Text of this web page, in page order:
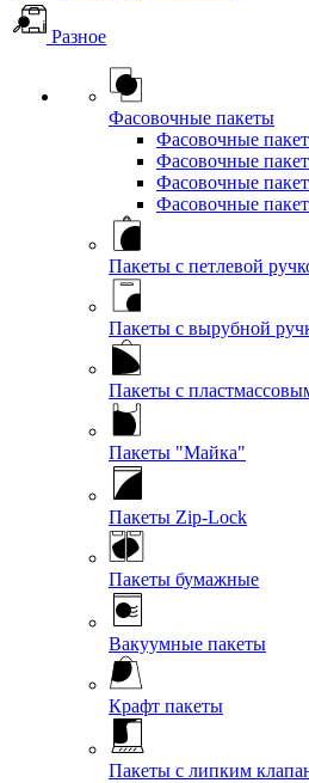
Разное
Фасовочные пакеты
Фасовочные
Фасовочные
Фасовочные
Фасовочные
Пакеты с петлевой
Пакеты с вырубной
Пакеты с
Пакеты "Майка"
Пакеты Zip-Lock
Пакеты бумажные
Вакуумные пакеты
Крафт пакеты
Пакеты с липким